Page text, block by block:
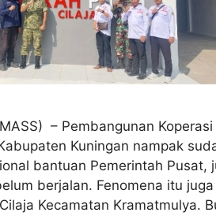
– Pembangunan
Kuningan nampak
bantuan Pemerintah Pusat,
berjalan. Fenomena itu
Kecamatan Kramatmulya.